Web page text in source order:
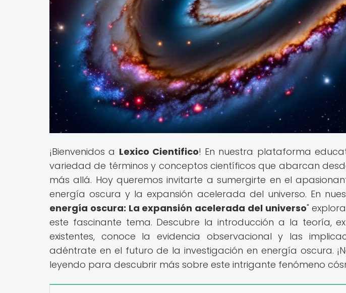
¡Bienvenidos a Lexico Cientifico! En nuestra plataforma
variedad de términos y conceptos científicos que abarcan
más allá. Hoy queremos invitarte a sumergirte en el
energía oscura y la expansión acelerada del universo. En
energía oscura: La expansión acelerada del universo"
este fascinante tema. Descubre la introducción a la teoría,
existentes, conoce la evidencia observacional y las
adéntrate en el futuro de la investigación en energía oscura.
leyendo para descubrir más sobre este intrigante fenómeno